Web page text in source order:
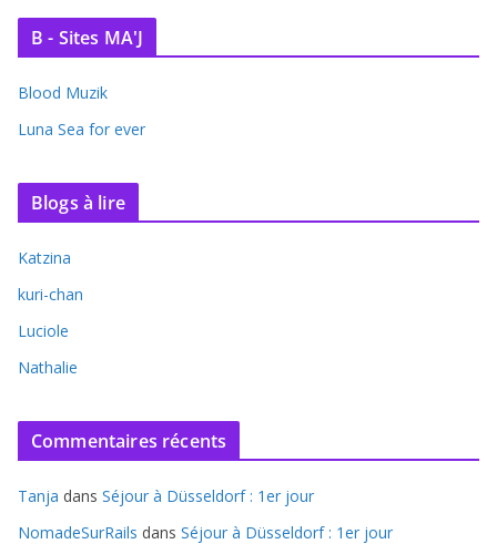
B - Sites MA'J
Blood Muzik
Luna Sea for ever
Blogs à lire
Katzina
kuri-chan
Luciole
Nathalie
Commentaires récents
Tanja dans Séjour à Düsseldorf : 1er jour
NomadeSurRails dans Séjour à Düsseldorf : 1er jour